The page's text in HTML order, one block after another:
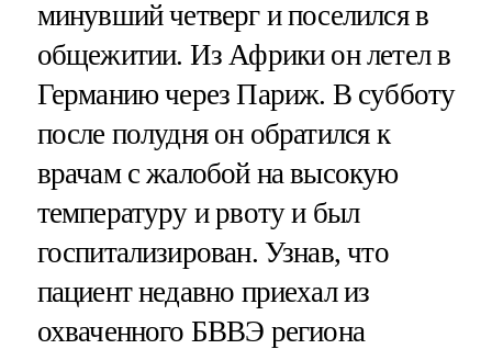
минувший четверг и поселился в
общежитии. Из Африки он летел в
Германию через Париж. В субботу
после полудня он обратился к
врачам с жалобой на высокую
температуру и рвоту и был
госпитализирован. Узнав, что
пациент недавно приехал из
охваченного БВВЭ региона